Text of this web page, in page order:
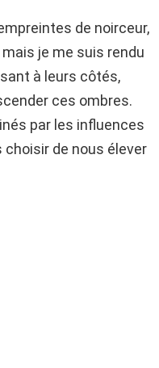
de noirceur,
je me suis rendu
à leurs côtés,
ces ombres.
par les influences
de nous élever